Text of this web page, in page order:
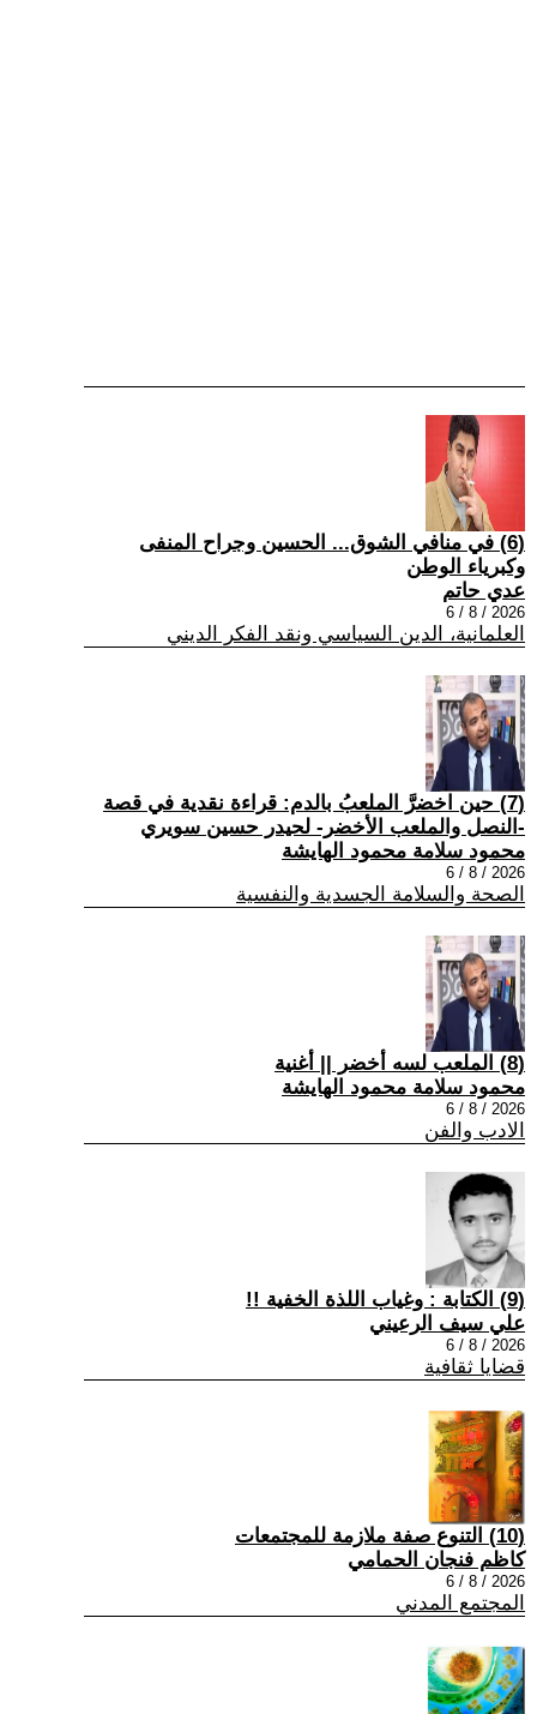
(6) في منافي الشوق... الحسين وجراح المنفى
وكبرياء الوطن
عدي حاتم
2026 / 8 / 6
العلمانية، الدين السياسي ونقد الفكر الديني
(7) حين اخضرَّ الملعبُ بالدم: قراءة نقدية في قصة
-النصل والملعب الأخضر- لحيدر حسين سويري
محمود سلامة محمود الهايشة
2026 / 8 / 6
الصحة والسلامة الجسدية والنفسية
(8) الملعب لسه أخضر || أغنية
محمود سلامة محمود الهايشة
2026 / 8 / 6
الادب والفن
(9) الكتابة : وغياب اللذة الخفية !!
علي سيف الرعيني
2026 / 8 / 6
قضايا ثقافية
(10) التنوع صفة ملازمة للمجتمعات
كاظم فنجان الحمامي
2026 / 8 / 6
المجتمع المدني